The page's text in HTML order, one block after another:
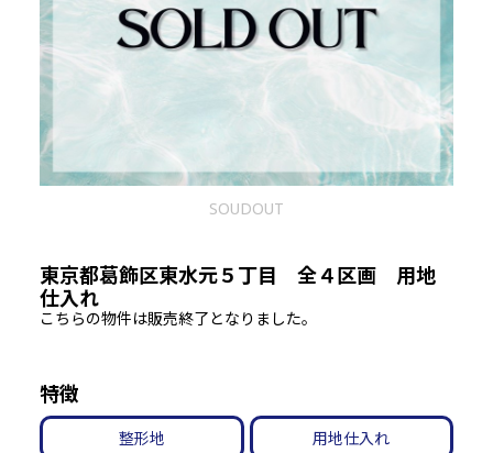
SOUDOUT
東京都葛飾区東水元５丁目 全４区画 用地
仕入れ
こちらの物件は販売終了となりました。
特徴
整形地 用地仕入れ